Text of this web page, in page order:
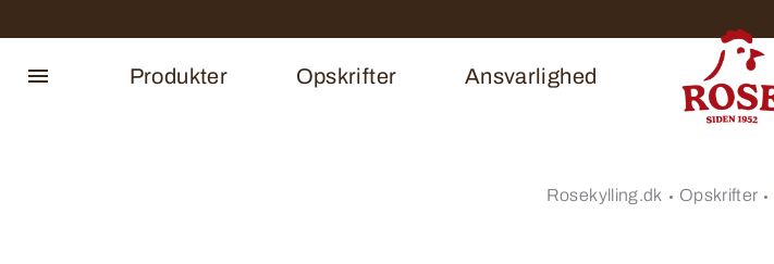
Produkter Opskrifter Ansvarlighed
Rosekylling.dk Opskrifter